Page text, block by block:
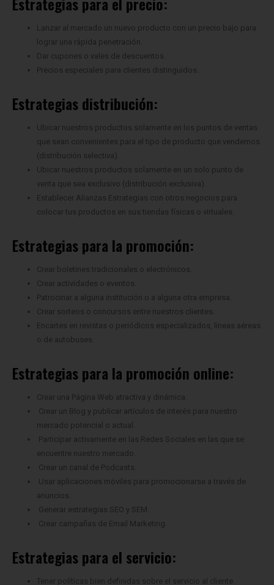
Lanzar al mercado un nuevo producto con un precio bajo para
lograr una rápida penetración.
Dar cupones o vales de descuentos.
Precios especiales para clientes distinguidos.
Estrategias distribución:
Ubicar nuestros productos solamente en los puntos de ventas
que sean convenientes para el tipo de producto que vendemos
(distribución selectiva).
Ubicar nuestros productos solamente en un solo punto de
venta que sea exclusivo (distribución exclusiva).
Establecer Alianzas Estrategias con otros negocios para
colocar tus productos en sus tiendas físicas o virtuales.
Estrategias para la promoción:
Crear boletines tradicionales o electrónicos.
Crear actividades o eventos.
Patrocinar a alguna institución o a alguna otra empresa.
Crear sorteos o concursos entre nuestros clientes.
Encartes en revistas o periódicos especializados, líneas aéreas
o de autobuses.
Estrategias para la promoción online:
Crear una Página Web atractiva y dinámica.
Crear un Blog y publicar artículos de interés para nuestro
mercado potencial o actual.
Participar activamente en las Redes Sociales en las que se
encuentre nuestro mercado.
Crear un canal de Podcasts.
Usar aplicaciones móviles para promocionarse a través de
anuncios.
Generar estrategias SEO y SEM.
Crear campañas de Email Marketing.
Estrategias para el servicio:
Tener políticas bien definidas sobre el servicio al cliente.